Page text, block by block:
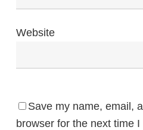
Website
Save my name, email,
browser for the next time I